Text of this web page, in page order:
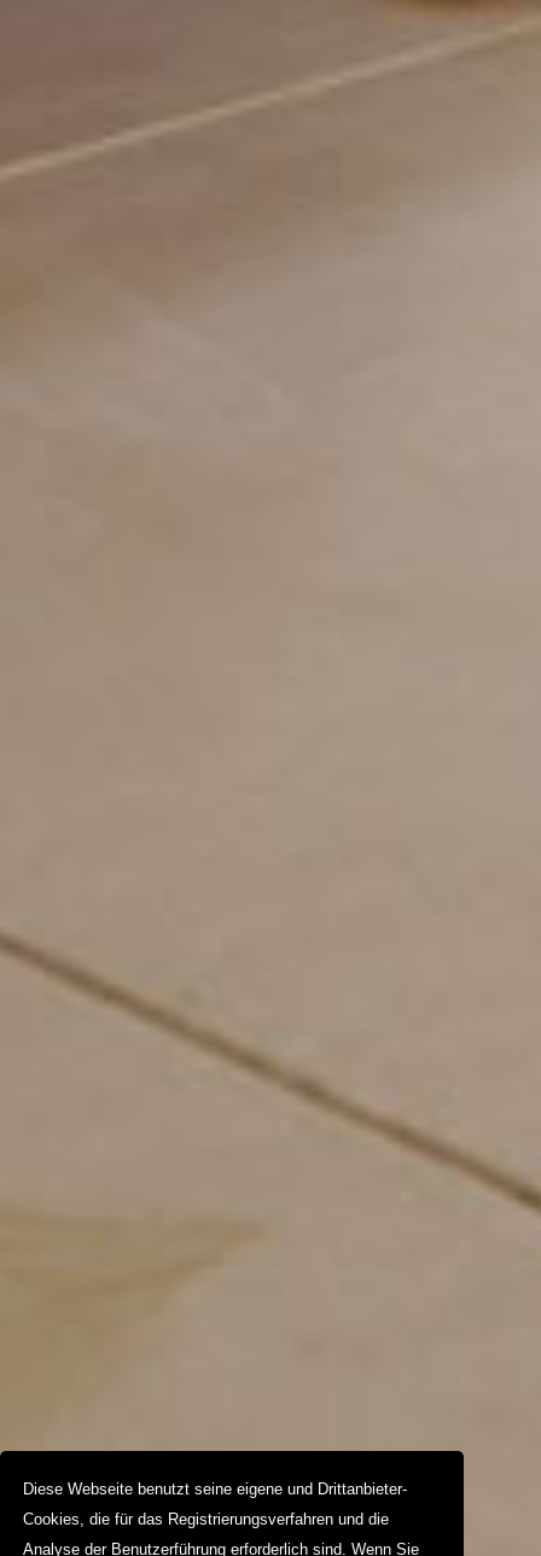
Diese Webseite benutzt seine eigene und Drittanbieter-
Cookies, die für das Registrierungsverfahren und die
Analyse der Benutzerführung erforderlich sind. Wenn Sie